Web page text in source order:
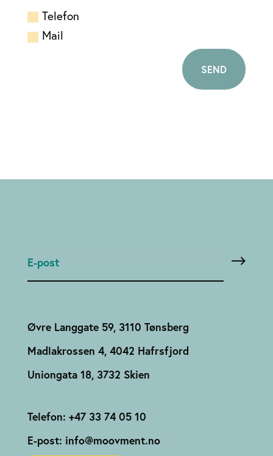
Telefon
Mail
SEND
Øvre Langgate 59, 3110 Tønsberg
Madlakrossen 4, 4042 Hafrsfjord
Uniongata 18, 3732 Skien
Telefon: +47 33 74 05 10
E-post: info@moovment.no